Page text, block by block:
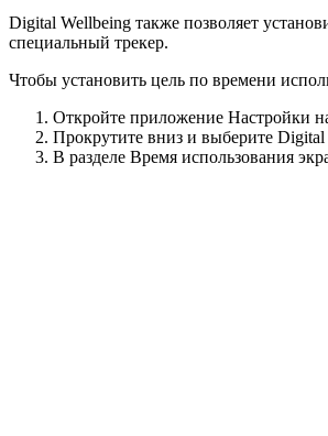
Digital Wellbeing также позволяет
специальный трекер.
Чтобы установить цель по времени
Откройте приложение Настройки
Прокрутите вниз и выберите
В разделе Время использования